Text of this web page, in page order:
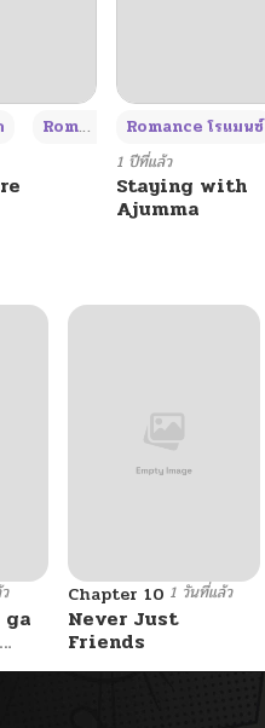
05/19/2026
05/19/2026
05/19/2026
Romance โรแมนซ์ +4
Romance โรแมนซ์
1 ปีที่แล้ว
Staying with
Ajumma
ga
Chapter 10 1 วันที่แล้ว
Never Just
Friends